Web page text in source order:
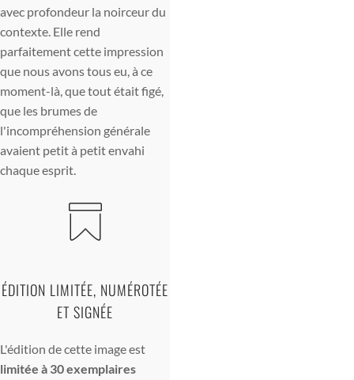
avec profondeur la noirceur du
contexte. Elle rend
parfaitement cette impression
que nous avons tous eu, à ce
moment-là, que tout était figé,
que les brumes de
l'incompréhension générale
avaient petit à petit envahi
chaque esprit.
ÉDITION LIMITÉE, NUMÉROTÉE
ET SIGNÉE
L'édition de cette image est
limitée à 30 exemplaires